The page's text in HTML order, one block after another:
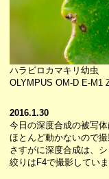
ハラビロカマキリ幼虫
OLYMPUS OM-D E-M1
2016.1.30
今日の深度合成の被写
ほとんど動かないので
さすがに深度合成は、
絞りはF4で撮影してい